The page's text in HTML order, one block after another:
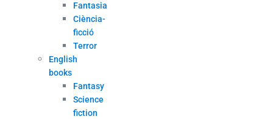
Fantasia
Ciència-
ficció
Terror
English
books
Fantasy
Science
fiction